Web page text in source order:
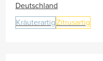
Deutschland
KräuterartigZitrusartig